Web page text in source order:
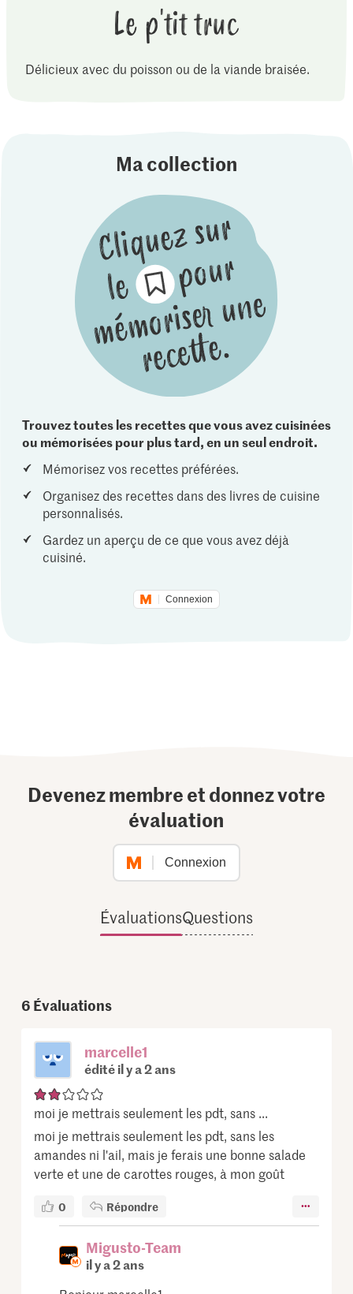
Le p'tit truc
Délicieux avec du poisson ou de la viande braisée.
Ma collection
Trouvez toutes les recettes que vous avez cuisinées
ou mémorisées pour plus tard, en un seul endroit.
Mémorisez vos recettes préférées.
Organisez des recettes dans des livres de cuisine
personnalisés.
Gardez un aperçu de ce que vous avez déjà
cuisiné.
Connexion
Devenez membre et donnez votre
évaluation
Connexion
ÉvaluationsQuestions
6 Évaluations
marcelle1
édité il y a 2 ans
moi je mettrais seulement les pdt, sans ...
moi je mettrais seulement les pdt, sans les
amandes ni l'ail, mais je ferais une bonne salade
verte et une de carottes rouges, à mon goût
0 Répondre
Migusto-Team
il y a 2 ans